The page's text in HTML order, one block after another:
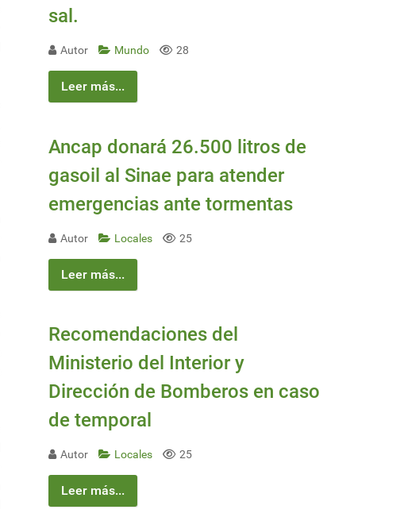
sal.
Autor Mundo 28
Leer más...
Ancap donará 26.500 litros de
gasoil al Sinae para atender
emergencias ante tormentas
Autor Locales 25
Leer más...
Recomendaciones del
Ministerio del Interior y
Dirección de Bomberos en caso
de temporal
Autor Locales 25
Leer más...